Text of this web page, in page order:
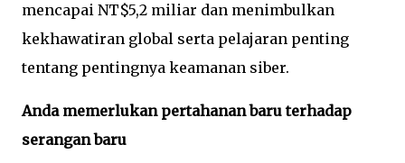
mencapai NT$5,2 miliar dan menimbulkan
kekhawatiran global serta pelajaran penting
tentang pentingnya keamanan siber.
Anda memerlukan pertahanan baru terhadap
serangan baru